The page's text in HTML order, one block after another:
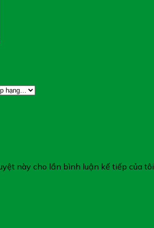
này cho lần bình luận kế tiếp của tôi.